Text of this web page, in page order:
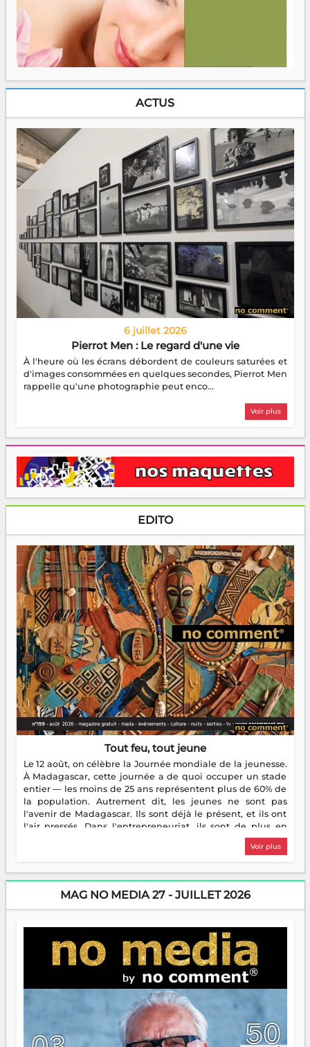
ACTUS
6 juillet 2026
Pierrot Men : Le regard d'une vie
À l'heure où les écrans débordent de couleurs saturées et
d'images consommées en quelques secondes, Pierrot Men
rappelle qu'une photographie peut enco...
Voir plus
EDITO
Tout feu, tout jeune
Le 12 août, on célèbre la Journée mondiale de la jeunesse.
À Madagascar, cette journée a de quoi occuper un stade
entier — les moins de 25 ans représentent plus de 60% de
la population. Autrement dit, les jeunes ne sont pas
l'avenir de Madagascar. Ils sont déjà le présent, et ils ont
l'air pressés. Dans l'entrepreneuriat, ils sont de plus en
plus nombreux à se lancer, à créer, à risquer — souvent
sans filet, souvent sans aide, mais toujours avec cette
dorment vraiment la nuit. En culture, les nouvelles sont
encore meilleures. Aina Rasamoelina vient de décrocher le
Prix RFI Instrumental Afrique. Miangaly Elia rafle le Prix
jeunes qui tiennent la torche. Alors oui, on pourrait
s'arrêter là, applaudir et rentrer chez soi satisfait. Mais ce
serait passer à côté d'une chose essentielle. La fougue, ça
brûle fort — et parfois, ça brûle vite. Une flamme sans
direction peut éclairer autant qu'elle peut consumer. C'est
là que les aînés entrent en scène — pas pour reprendre le
gouvernail, mais pour montrer où sont les récifs. Les jeunes
ont la force, les vieux ont l'expérience, comme on dit. Ce
n'est pas un combat de générations — c'est une question
d'équipage. Partagez vos réussites, mais aussi vos échecs.
Voir plus
MAG NO MEDIA 27 - JUILLET 2026